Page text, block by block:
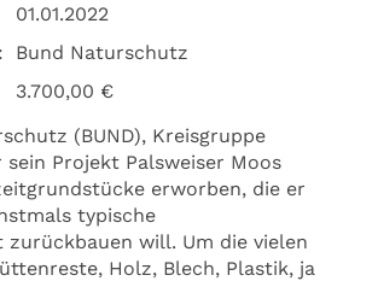
01.01.2022
Bund Naturschutz
3.700,00 €
(BUND), Kreisgruppe
Projekt Palsweiser Moos
erworben, die er
typische
zurückbauen will. Um die vielen
Holz, Blech, Plastik, ja